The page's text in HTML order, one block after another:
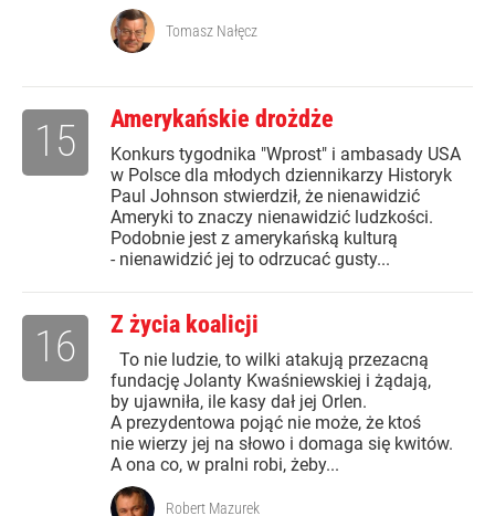
Tomasz Nałęcz
Amerykańskie drożdże
Konkurs tygodnika "Wprost" i ambasady USA
w Polsce dla młodych dziennikarzy Historyk
Paul Johnson stwierdził, że nienawidzić
Ameryki to znaczy nienawidzić ludzkości.
Podobnie jest z amerykańską kulturą
- nienawidzić jej to odrzucać gusty...
15
Z życia koalicji
To nie ludzie, to wilki atakują przezacną
fundację Jolanty Kwaśniewskiej i żądają,
by ujawniła, ile kasy dał jej Orlen.
A prezydentowa pojąć nie może, że ktoś
nie wierzy jej na słowo i domaga się kwitów.
A ona co, w pralni robi, żeby...
16
Robert Mazurek